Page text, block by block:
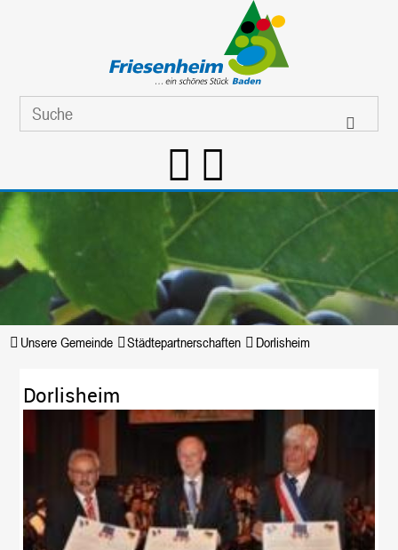
Unsere Gemeinde Städtepartnerschaften Dorlisheim
Dorlisheim